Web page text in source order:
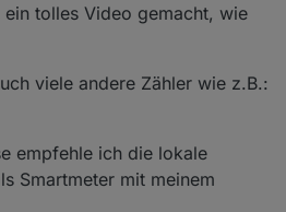
tolles Video gemacht, wie
viele andere Zähler wie z.B.:
empfehle ich die lokale
Smartmeter mit meinem